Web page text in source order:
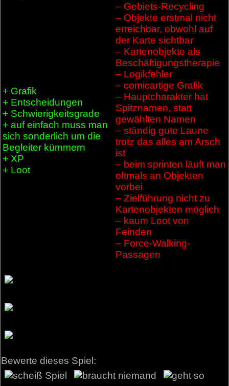
+ Grafik
+ Entscheidungen
+ Schwierigkeitsgrade
+ auf einfach muss man
sich sonderlich um die
Begleiter kümmern
+ XP
+ Loot
– Gebiets-Recycling
– Objekte erstmal nicht
erreichbar, obwohl auf
der Karte sichtbar
– Kartenobjekte als
Beschäftigungstherapie
– Logikfehler
– comicartige Grafik
– Hauptcharakter hat
Spitznamen, statt
gewählten Namen
– ständig gute Laune
trotz das alles am Arsch
ist
– beim sprinten läuft man
oftmals an Objekten
vorbei
– Zielführung nicht zu
Kartenobjekten möglich
– kaum Loot von
Feinden
– Force-Walking-
Passagen
Bewerte dieses Spiel: